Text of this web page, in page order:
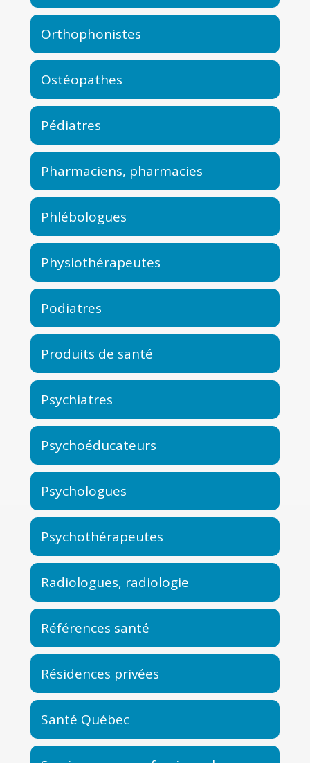
Orthophonistes
Ostéopathes
Pédiatres
Pharmaciens, pharmacies
Phlébologues
Physiothérapeutes
Podiatres
Produits de santé
Psychiatres
Psychoéducateurs
Psychologues
Psychothérapeutes
Radiologues, radiologie
Références santé
Résidences privées
Santé Québec